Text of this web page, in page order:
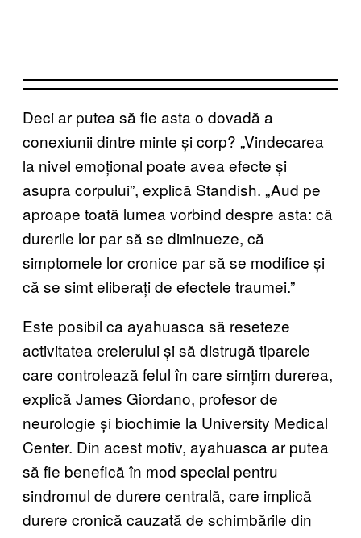
Deci ar putea să fie asta o dovadă a
conexiunii dintre minte și corp? „Vindecarea
la nivel emoțional poate avea efecte și
asupra corpului”, explică Standish. „Aud pe
aproape toată lumea vorbind despre asta: că
durerile lor par să se diminueze, că
simptomele lor cronice par să se modifice și
că se simt eliberați de efectele traumei.”
Este posibil ca ayahuasca să reseteze
activitatea creierului și să distrugă tiparele
care controlează felul în care simțim durerea,
explică James Giordano, profesor de
neurologie și biochimie la University Medical
Center. Din acest motiv, ayahuasca ar putea
să fie benefică în mod special pentru
sindromul de durere centrală, care implică
durere cronică cauzată de schimbările din